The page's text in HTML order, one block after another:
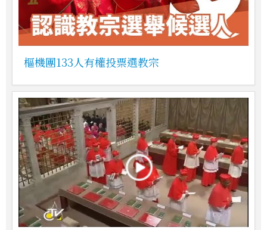
樞機團133人有權投票選教宗